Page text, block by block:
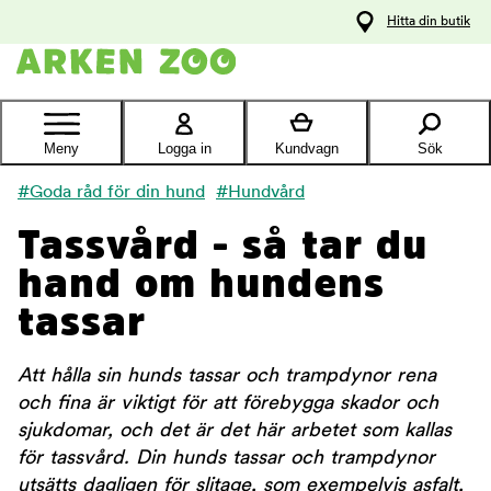
Kontakta
Hitta din butik
Meny Logga in Kundvagn Sök
#Goda råd för din hund #Hundvård
Tassvård - så tar du
hand om hundens
tassar
Att hålla sin hunds tassar och trampdynor rena
och fina är viktigt för att förebygga skador och
sjukdomar, och det är det här arbetet som kallas
för tassvård. Din hunds tassar och trampdynor
utsätts dagligen för slitage, som exempelvis asfalt,